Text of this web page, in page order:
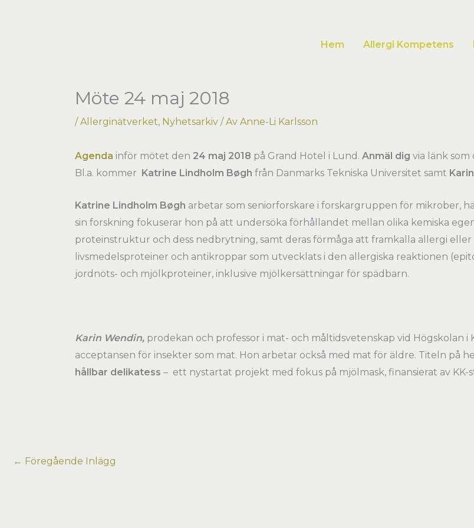
Hem Allergi Kompetens
Möte 24 maj 2018
/ Allerginätverket, Nyhetsarkiv/ Av Anne-Li Karlsson
Agenda inför mötet den 24 maj 2018 på Grand Hotel i Lund. Anmäl dig via länk som
Bl.a. kommer
Katrine Lindholm Bøgh från Danmarks Tekniska Universitet samt
Katrine Lindholm Bøgh arbetar som seniorforskare i forskargruppen för mikrober,
sin forskning fokuserar hon på att undersöka förhållandet mellan olika kemiska
proteinstruktur och dess nedbrytning, samt deras förmåga att framkalla allergi
livsmedelsproteiner och antikroppar som utvecklats i den allergiska reaktionen
jordnöts- och mjölkproteiner, inklusive mjölkersättningar för spädbarn.
Karin Wendin, prodekan och professor i mat- och måltidsvetenskap vid Högskolan
acceptansen för insekter som mat. Hon arbetar också med mat för äldre. Titeln på
hållbar delikatess – ett nystartat projekt med fokus på mjölmask, finansierat av KK-
← Föregående Inlägg